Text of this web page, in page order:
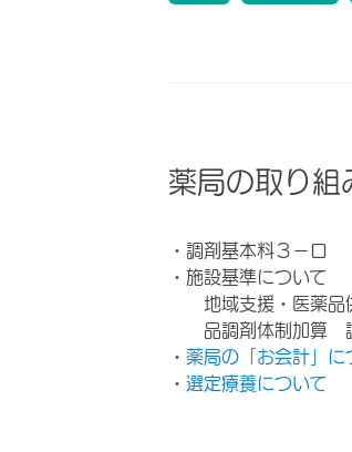
薬局の取り組
・調剤基本料３－ロ
・施設基準について
地域支援・医薬
品調剤体制加算
・ 薬局の「お会計」に
・ 選定療養について